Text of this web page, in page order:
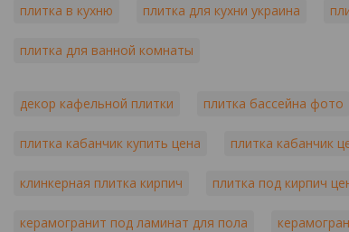
плитка в кухню плитка для кухни украина
плитка для ванной комнаты
декор кафельной плитки плитка бассейна фото
плитка кабанчик купить цена плитка кабанчик
клинкерная плитка кирпич плитка под кирпич
керамогранит под ламинат для пола